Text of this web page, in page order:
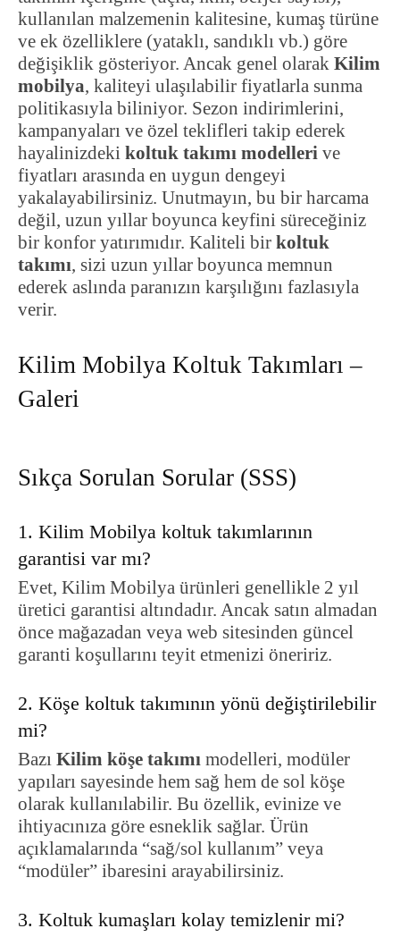
kullanılan malzemenin kalitesine, kumaş türüne
ve ek özelliklere (yataklı, sandıklı vb.) göre
değişiklik gösteriyor. Ancak genel olarak Kilim
mobilya, kaliteyi ulaşılabilir fiyatlarla sunma
politikasıyla biliniyor. Sezon indirimlerini,
kampanyaları ve özel teklifleri takip ederek
hayalinizdeki koltuk takımı modelleri ve
fiyatları arasında en uygun dengeyi
yakalayabilirsiniz. Unutmayın, bu bir harcama
değil, uzun yıllar boyunca keyfini süreceğiniz
bir konfor yatırımıdır. Kaliteli bir koltuk
takımı, sizi uzun yıllar boyunca memnun
ederek aslında paranızın karşılığını fazlasıyla
verir.
Kilim Mobilya Koltuk Takımları –
Galeri
Sıkça Sorulan Sorular (SSS)
1. Kilim Mobilya koltuk takımlarının
garantisi var mı?
Evet, Kilim Mobilya ürünleri genellikle 2 yıl
üretici garantisi altındadır. Ancak satın almadan
önce mağazadan veya web sitesinden güncel
garanti koşullarını teyit etmenizi öneririz.
2. Köşe koltuk takımının yönü değiştirilebilir
mi?
Bazı Kilim köşe takımı modelleri, modüler
yapıları sayesinde hem sağ hem de sol köşe
olarak kullanılabilir. Bu özellik, evinize ve
ihtiyacınıza göre esneklik sağlar. Ürün
açıklamalarında “sağ/sol kullanım” veya
“modüler” ibaresini arayabilirsiniz.
3. Koltuk kumaşları kolay temizlenir mi?